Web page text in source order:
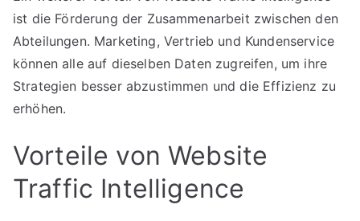
ist die Förderung der Zusammenarbeit zwischen den
Abteilungen. Marketing, Vertrieb und Kundenservice
können alle auf dieselben Daten zugreifen, um ihre
Strategien besser abzustimmen und die Effizienz zu
erhöhen.
Vorteile von Website
Traffic Intelligence